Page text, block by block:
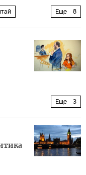
Еще 8
Еще 3